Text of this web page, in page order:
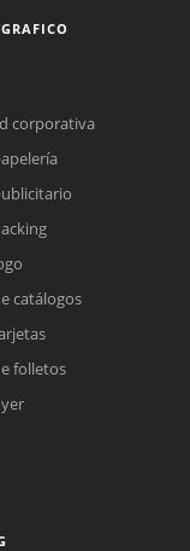
corporativa
catálogos
folletos